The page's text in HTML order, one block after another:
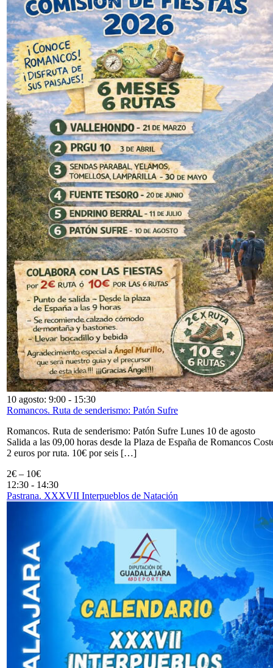
10 agosto: 9:00 - 15:30
Romancos. Ruta de senderismo: Patón Sufre
Romancos. Ruta de senderismo: Patón Sufre Lunes 10 de agosto
Salida a las 09,00 horas desde la Plaza de España de Romancos
2 euros por ruta. 10€ por seis […]
2€ – 10€
12:30 - 14:30
Pastrana. XXXVII Interpueblos de Natación